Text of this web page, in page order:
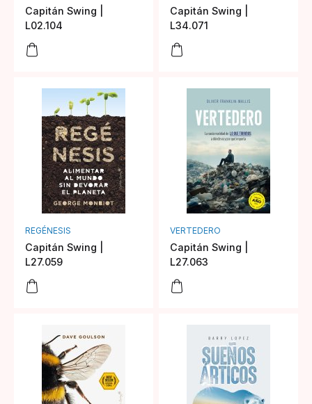
Capitán Swing |
L02.104
Capitán Swing |
L34.071
REGÉNESIS
Capitán Swing |
L27.059
VERTEDERO
Capitán Swing |
L27.063